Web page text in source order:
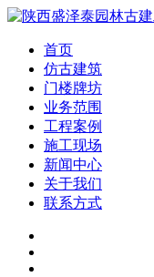
首页
仿古建筑
门楼牌坊
业务范围
工程案例
施工现场
新闻中心
关于我们
联系方式